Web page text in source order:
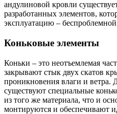
андулиновой кровли
разработанных элементов,
эксплуатацию –
Коньковые элементы
Коньки – это неотъемлемая
закрывают стык двух скатов
проникновения влаги и ветра.
существуют специальные
из того же материала, что и
монтируются и обеспечивают